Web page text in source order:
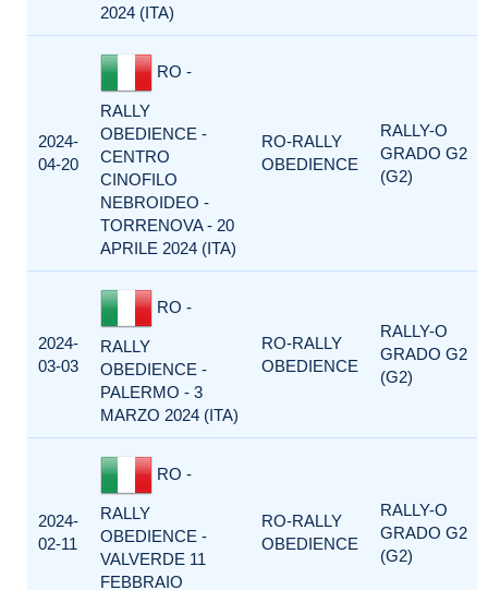
2024 (ITA)
2024-
04-20
RO -
RALLY
OBEDIENCE -
CENTRO
CINOFILO
NEBROIDEO -
TORRENOVA - 20
APRILE 2024 (ITA)
RO-RALLY
OBEDIENCE
RALLY-O
GRADO G2
(G2)
2024-
03-03
RO -
RALLY
OBEDIENCE -
PALERMO - 3
MARZO 2024 (ITA)
RO-RALLY
OBEDIENCE
RALLY-O
GRADO G2
(G2)
2024-
02-11
RO -
RALLY
OBEDIENCE -
VALVERDE 11
FEBBRAIO
RO-RALLY
OBEDIENCE
RALLY-O
GRADO G2
(G2)